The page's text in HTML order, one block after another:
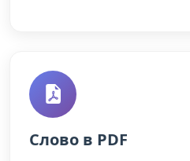
Слово в PDF